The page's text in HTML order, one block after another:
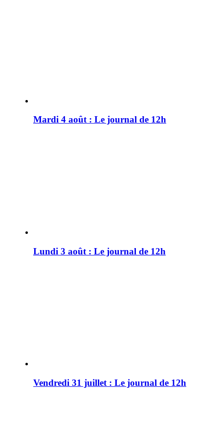
Mardi 4 août : Le journal de 12h
Lundi 3 août : Le journal de 12h
Vendredi 31 juillet : Le journal de 12h